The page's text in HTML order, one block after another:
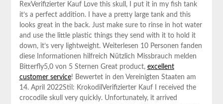
RexVerifizierter Kauf Love this skull, I put⁤ it in my fish ⁢tank
it’s a perfect addition. I have a pretty large tank and this
looks great in the back. Just make sure to rinse in hot water
and use​ the little plastic things⁢ they send with it to hold ​it
down, ​it’s very lightweight. Weiterlesen ​10 Personen fanden
diese Informationen hilfreich Nützlich Missbrauch melden
Bitterfly5,0 von 5 Sternen Great product, ​ excellent‌
customer service! Bewertet ​in den Vereinigten Staaten am
14. April 2022Stil:⁢ KrokodilVerifizierter Kauf ‌I received the
crocodile skull very quickly. Unfortunately, it arrived